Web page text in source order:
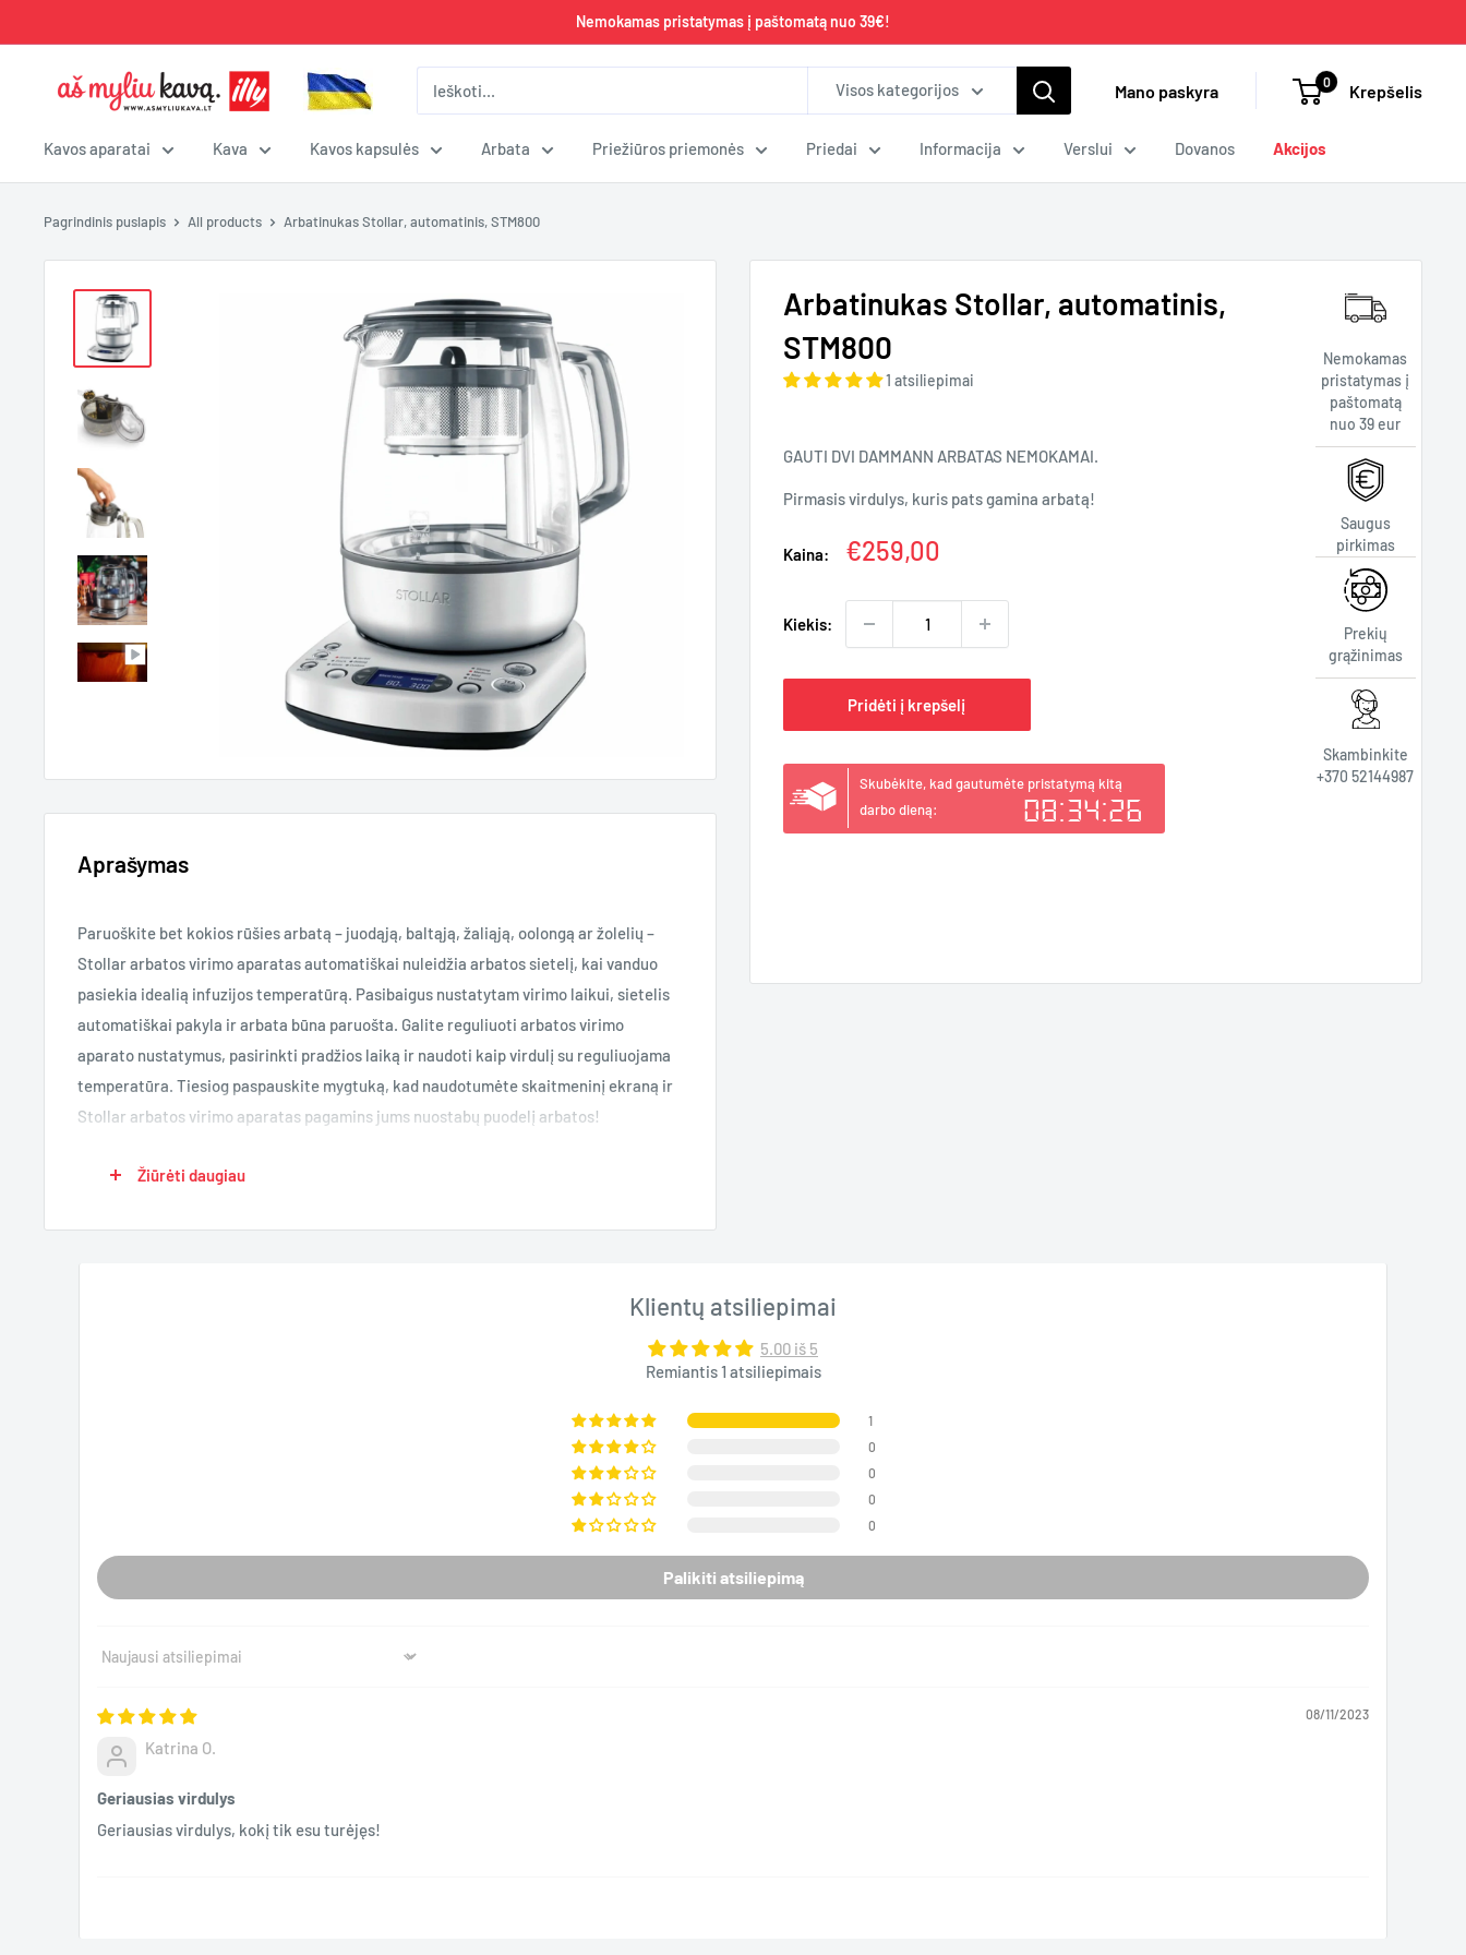
prie
Nemokamas pristatymas į paštomatą nuo 39€!
Aš
Kavą
Visos kategorijos Mano paskyra 0 Krepšelis
Kavos aparatai Kava Kavos kapsulės Arbata Priežiūros priemonės Priedai Informacija Verslui Dovanos Akcijos
Pagrindinis puslapis All products Arbatinukas Stollar, automatinis, STM800
Arbatinukas Stollar, automatinis,
STM800
1 atsiliepimai
GAUTI DVI DAMMANN ARBATAS NEMOKAMAI.
Pirmasis virdulys, kuris pats gamina arbatą!
Kaina: Kaina
€259,00
Kiekis:
Pridėti į krepšelį
Skubėkite, kad gautumėte pristatymą kitą
darbo dieną:
08:34:25
Nemokamas
pristatymas į
paštomatą
nuo 39 eur
Saugus
pirkimas
Prekių
grąžinimas
Skambinkite
+370 52144987
Aprašymas
Paruoškite bet kokios rūšies arbatą – juodąją, baltąją, žaliąją, oolongą ar žolelių –
Stollar arbatos virimo aparatas automatiškai nuleidžia arbatos sietelį, kai vanduo
pasiekia idealią infuzijos temperatūrą. Pasibaigus nustatytam virimo laikui, sietelis
automatiškai pakyla ir arbata būna paruošta. Galite reguliuoti arbatos virimo
aparato nustatymus, pasirinkti pradžios laiką ir naudoti kaip virdulį su reguliuojama
temperatūra. Tiesiog paspauskite mygtuką, kad naudotumėte skaitmeninį ekraną ir
Stollar arbatos virimo aparatas pagamins jums nuostabų puodelį arbatos!
Žiūrėti daugiau
Klientų atsiliepimai
5.00 iš 5
Remiantis 1 atsiliepimais
1
0
0
0
0
Palikiti atsiliepimą
Sort by
08/11/2023
Katrina O.
Geriausias virdulys
Geriausias virdulys, kokį tik esu turėjęs!